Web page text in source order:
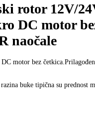
rotor 12V/
DC motor
naočale
motor bez
buke tipična su prednost